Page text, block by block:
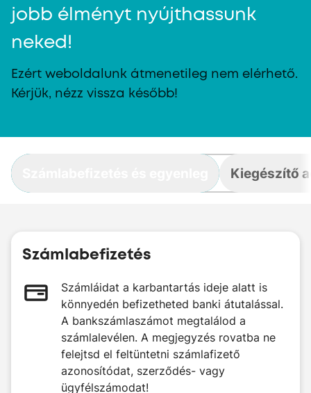
jobb élményt nyújthassunk
neked!
Ezért weboldalunk átmenetileg nem elérhető.
Kérjük, nézz vissza később!
Kiegészítő
Számlabefizetés
Számláidat a karbantartás ideje alatt is
könnyedén befizetheted banki átutalással.
A bankszámlaszámot megtalálod a
számlalevélen. A megjegyzés rovatba ne
felejtsd el feltüntetni számlafizető
azonosítódat, szerződés- vagy
ügyfélszámodat!